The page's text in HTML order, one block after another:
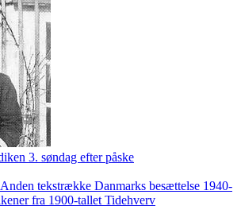
3. søndag efter påske
Anden tekstrække Danmarks besættelse 1940-
fra 1900-tallet Tidehverv